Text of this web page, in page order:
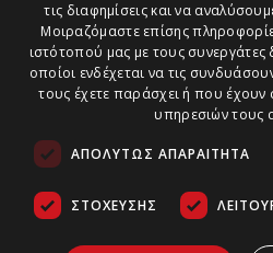
Copyright ©
Αρχαιολογία &
Τρόποι
τις διαφημίσεις και να
Μοιραζόμαστε επίσης
ιστότοπού μας με τους συνεργάτες
οποίοι ενδέχεται να τις
τους έχετε παράσχει ή που έχουν
υπηρεσιών τους
ΑΠΟΛΎΤΩΣ ΑΠΑΡΑΊΤΗΤΑ
ΣΤΌΧΕΥΣΗΣ